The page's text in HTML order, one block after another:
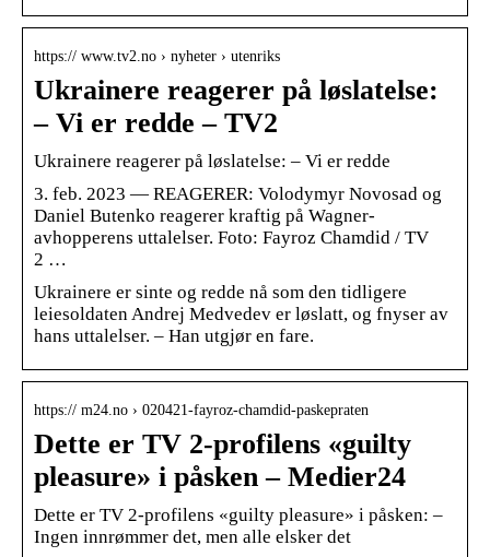
https:// www.tv2.no › nyheter › utenriks
Ukrainere reagerer på løslatelse:
– Vi er redde – TV2
Ukrainere reagerer på løslatelse: – Vi er redde
3. feb. 2023 — REAGERER: Volodymyr Novosad og
Daniel Butenko reagerer kraftig på Wagner-
avhopperens uttalelser. Foto: Fayroz Chamdid / TV
2 …
Ukrainere er sinte og redde nå som den tidligere
leiesoldaten Andrej Medvedev er løslatt, og fnyser av
hans uttalelser. – Han utgjør en fare.
https:// m24.no › 020421-fayroz-chamdid-paskepraten
Dette er TV 2-profilens «guilty
pleasure» i påsken – Medier24
Dette er TV 2-profilens «guilty pleasure» i påsken: –
Ingen innrømmer det, men alle elsker det